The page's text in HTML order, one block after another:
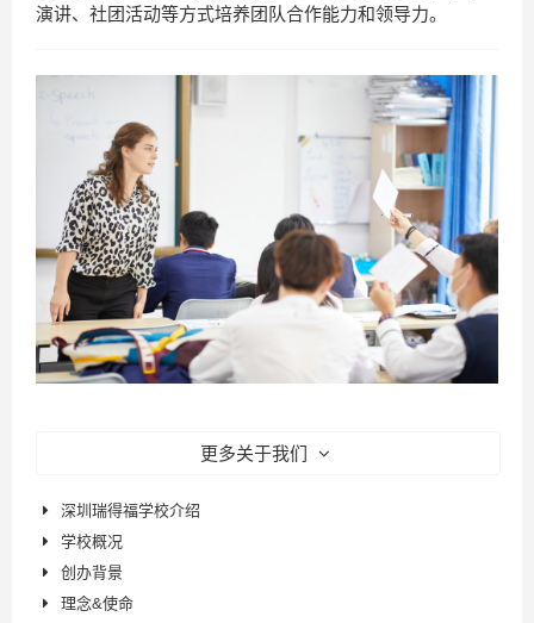
演讲、社团活动等方式培养团队合作能力和领导力。
更多关于我们
深圳瑞得福学校介绍
学校概况
创办背景
理念&使命